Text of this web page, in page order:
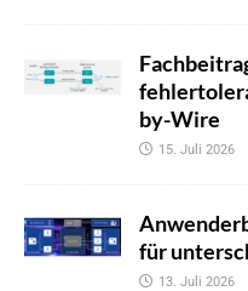
by-Wire
15. Juli 2026
für
13. Juli 2026